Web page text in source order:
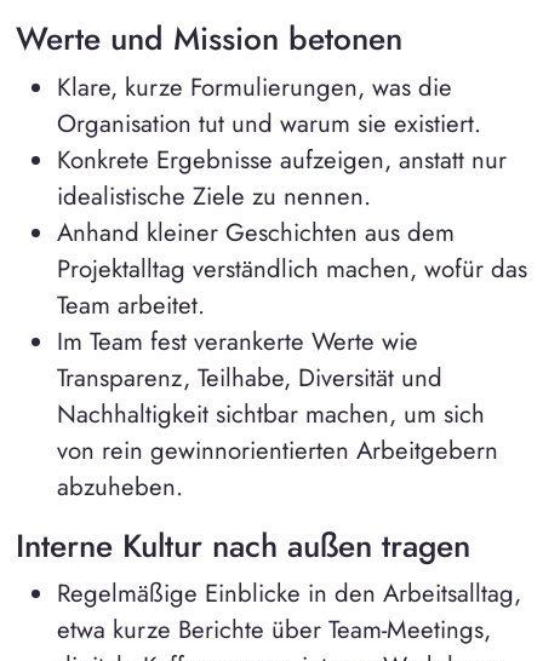
Werte und Mission betonen
Klare, kurze Formulierungen, was die
Organisation tut und warum sie existiert.
Konkrete Ergebnisse aufzeigen, anstatt nur
idealistische Ziele zu nennen.
Anhand kleiner Geschichten aus dem
Projektalltag verständlich machen, wofür das
Team arbeitet.
Im Team fest verankerte Werte wie
Transparenz, Teilhabe, Diversität und
Nachhaltigkeit sichtbar machen, um sich
von rein gewinnorientierten Arbeitgebern
abzuheben.
Interne Kultur nach außen tragen
Regelmäßige Einblicke in den Arbeitsalltag,
etwa kurze Berichte über Team-Meetings,